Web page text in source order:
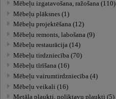
Mēbeļu izgatavošana, ražošana (110)
Mēbeļu plāksnes (1)
Mēbeļu projektēšana (12)
Mēbeļu remonts, labošana (9)
Mēbeļu restaurācija (14)
Mēbeļu tirdzniecība (70)
Mēbeļu tīrīšana (16)
Mēbeļu vairumtirdzniecība (4)
Mēbeļu veikali (16)
Metāla plaukti, noliktavu plaukti (5)